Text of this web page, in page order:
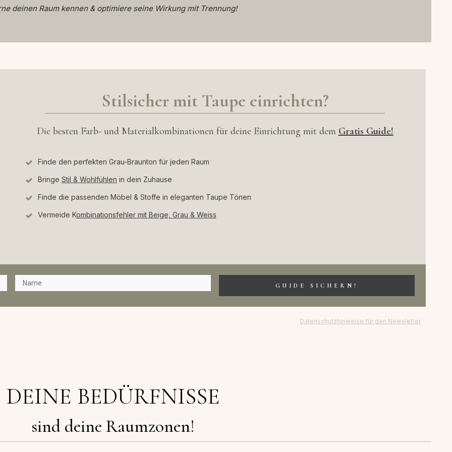
deinen Raum kennen & optimiere seine Wirkung mit Trennung!
Stilsicher mit Taupe einrichten?
Die besten Farb- und Materialkombinationen für deine Einrichtung mit dem Gratis Guide!
Finde den perfekten Grau-Braunton für jeden Raum
Bringe Stil & Wohlfühlen in dein Zuhause
Finde die passenden Möbel & Stoffe in eleganten Taupe Tönen
Vermeide Kombinationsfehler mit Beige, Grau & Weiss
GUIDE SICHERN!
Datenschutzhinweise für den Newsletter
DEINE BEDÜRFNISSE
sind deine Raumzonen!